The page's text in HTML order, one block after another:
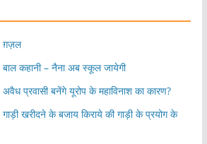
ग़ज़ल
बाल कहानी – नैना अब स्कूल जायेगी
अवैध प्रवासी बनेंगे यूरोप के महाविनाश का कारण?
गाड़ी खरीदने के बजाय किराये की गाड़ी के प्रयोग के